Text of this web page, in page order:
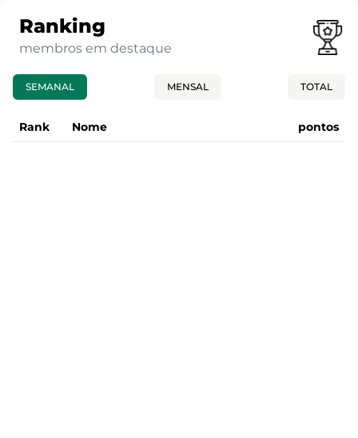
Ranking
membros em destaque
SEMANAL MENSAL TOTAL
Rank Nome pontos